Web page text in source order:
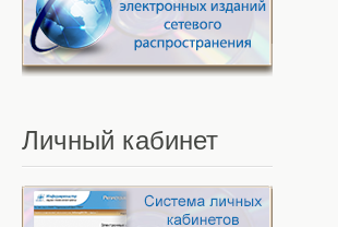
Личный кабинет